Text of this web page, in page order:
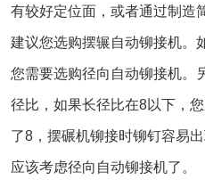
有较好定位面，或者通过制造
建议您选购摆辗自动铆接机。
您需要选购径向自动铆接机。
径比，如果长径比在8以下，
了8，摆碾机铆接时铆钉容易
应该考虑径向自动铆接机了。